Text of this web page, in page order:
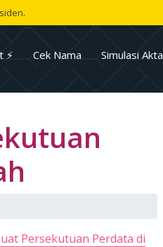
⚡ Cek Nama Simulasi Akta
Persekutuan Perdata di